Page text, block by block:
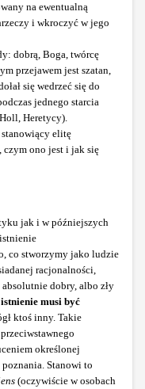
na ewentualną
i wkroczyć w jego
dobrą, Boga, twórcę
przejawem jest szatan,
się wedrzeć się do
jednego starcia
Heretycy).
stanowiący elitę
ono jest i jak się
jak i w późniejszych
co stworzymy jako ludzie
racjonalności,
dobry, albo zły
musi być
ktoś inny. Takie
określonej
Stanowi to
(oczywiście w osobach